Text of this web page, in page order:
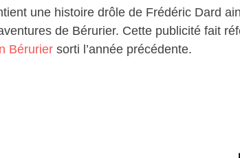
une histoire drôle de Frédéric Dard
de Bérurier. Cette publicité fait
Bérurier sorti l’année précédente.